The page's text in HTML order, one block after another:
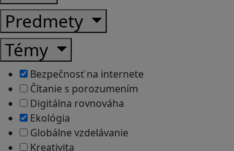
Predmety
Témy
Bezpečnosť na internete
Čítanie s porozumením
Digitálna rovnováha
Ekológia
Globálne vzdelávanie
Kreativita